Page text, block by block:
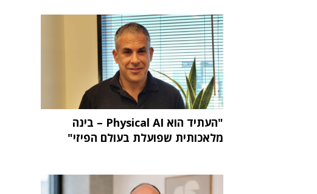
"העתיד הוא Physical AI – בינה
מלאכותית שפועלת בעולם הפיזי"